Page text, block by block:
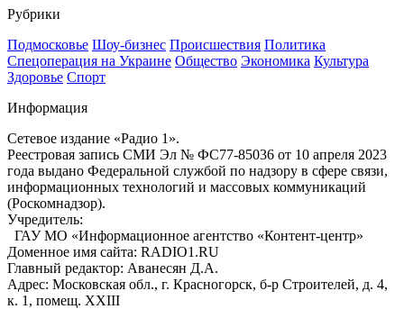
Рубрики
Подмосковье Шоу-бизнес Происшествия Политика
Спецоперация на Украине Общество Экономика Культура
Здоровье Спорт
Информация
Сетевое издание «Радио 1».
Реестровая запись СМИ Эл № ФС77-85036 от 10 апреля 2023
года выдано Федеральной службой по надзору в сфере связи,
информационных технологий и массовых коммуникаций
(Роскомнадзор).
Учредитель:
ГАУ МО «Информационное агентство «Контент-центр»
Доменное имя сайта: RADIO1.RU
Главный редактор: Аванесян Д.А.
Адрес: Московская обл., г. Красногорск, б-р Строителей, д. 4,
к. 1, помещ. XXIII